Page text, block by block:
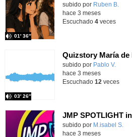
Contenido educativo.
subido por Ruben B.
01′ 36″
hace 3 meses
Escuchado 4veces
Contenido educativo.
subido por Pablo V.
03′ 26″
hace 3 meses
Escuchado 12 veces
Contenido educativo.
subido por M.isabel S.
hace 3 meses